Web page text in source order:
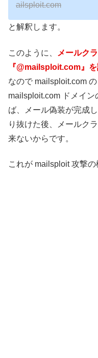
ailsploit.com
と解釈します。
このように、
メールク
『@mailsploit.com』
なので mailsploit.com
mailsploit.com ドメイ
ば、メール偽装が完成
り抜けた後、メールク
来ないからです。
これが mailsploit 攻撃の